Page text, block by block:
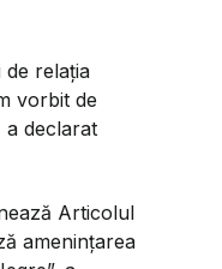
de relația
vorbit de
a declarat
Articolul
amenințarea